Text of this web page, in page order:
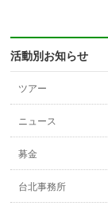
活動別お知らせ
ツアー
ニュース
募金
台北事務所